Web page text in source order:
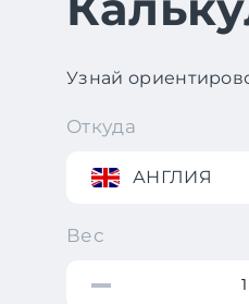
Узнай
Откуда
АНГЛИЯ
Вес